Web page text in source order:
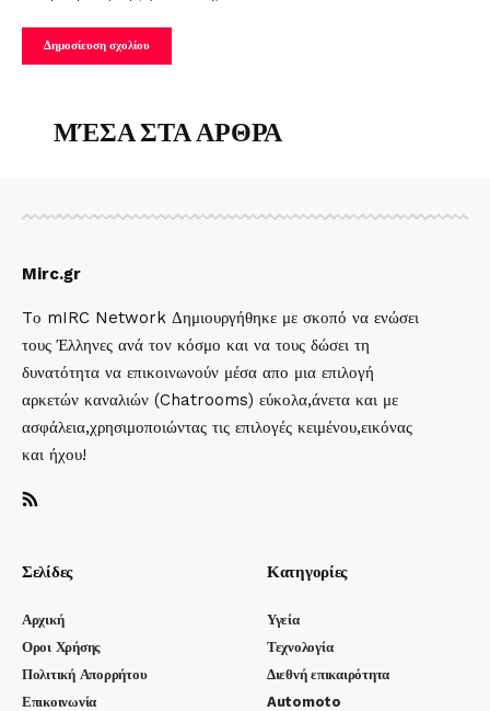
ΜΈΣΑ ΣΤΑ ΑΡΘΡΑ
Mirc.gr
Tο mIRC Network Δημιουργήθηκε με σκοπό να ενώσει
τους Έλληνες ανά τον κόσμο και να τους δώσει τη
δυνατότητα να επικοινωνούν μέσα απο μια επιλογή
αρκετών καναλιών (Chatrooms) εύκολα,άνετα και με
ασφάλεια,χρησιμοποιώντας τις επιλογές κειμένου,εικόνας
και ήχου!
Σελίδες
Αρχική
Οροι Χρήσης
Πολιτική Απορρήτου
Επικοινωνία
Κατηγορίες
Υγεία
Τεχνολογία
Διεθνή επικαιρότητα
Automoto